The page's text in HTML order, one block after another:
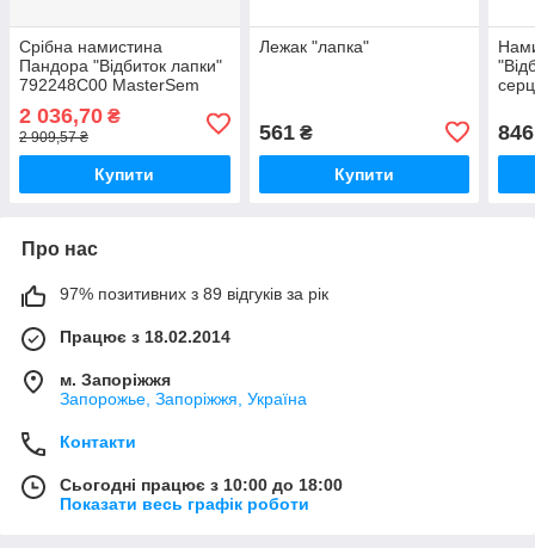
Срібна намистина
Пандора "Відбиток лапки"
792248C00 MasterSem
2 036,70 ₴
2 909,57 ₴
Купити
Лежак "лапка"
561₴
Купити
Про нас
97% позитивних з 89 відгуків за рік
Працює з 18.02.2014
м. Запоріжжя
Запорожье, Запоріжжя, Україна
Контакти
Сьогодні працює з 10:00 до 18:00
Показати весь графік роботи